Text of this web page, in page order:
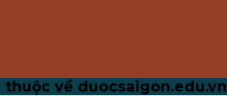
thuộc về duocsaigon.edu.vn